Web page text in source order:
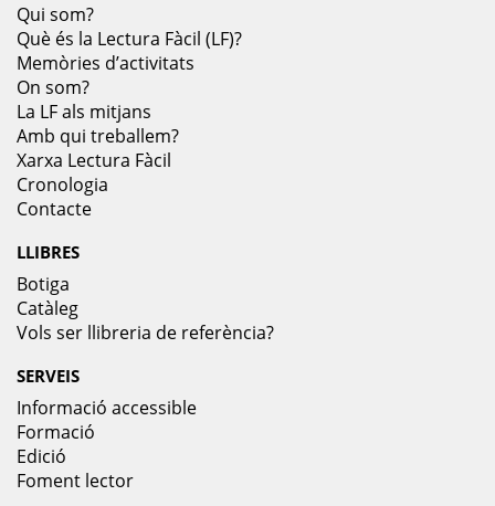
Qui som?
Què és la Lectura Fàcil (LF)?
Memòries d’activitats
On som?
La LF als mitjans
Amb qui treballem?
Xarxa Lectura Fàcil
Cronologia
Contacte
LLIBRES
Botiga
Catàleg
Vols ser llibreria de referència?
SERVEIS
Informació accessible
Formació
Edició
Foment lector